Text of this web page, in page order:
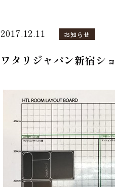
2017.12.11 お知らせ
ワタリジャパン新宿